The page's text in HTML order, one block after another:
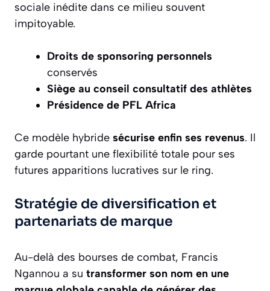
sociale inédite dans ce milieu souvent
impitoyable.
Droits de sponsoring personnels
conservés
Siège au conseil consultatif des athlètes
Présidence de PFL Africa
Ce modèle hybride sécurise enfin ses revenus. Il
garde pourtant une flexibilité totale pour ses
futures apparitions lucratives sur le ring.
Stratégie de diversification et
partenariats de marque
Au-delà des bourses de combat, Francis
Ngannou a su transformer son nom en une